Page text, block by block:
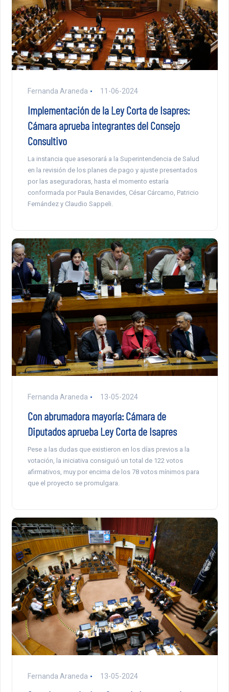
Fernanda Araneda 11-06-2024
Implementación de la Ley Corta de Isapres:
Cámara aprueba integrantes del Consejo
Consultivo
La instancia que asesorará a la Superintendencia de Salud
en la revisión de los planes de pago y ajuste presentados
por las aseguradoras, hasta el momento estaría
conformada por Paula Benavides, César Cárcamo, Patricio
Fernández y Claudio Sappeli.
Fernanda Araneda 13-05-2024
Con abrumadora mayoría: Cámara de
Diputados aprueba Ley Corta de Isapres
Pese a las dudas que existieron en los días previos a la
votación, la iniciativa consiguió un total de 122 votos
afirmativos, muy por encima de los 78 votos mínimos para
que el proyecto se promulgara.
Fernanda Araneda 13-05-2024